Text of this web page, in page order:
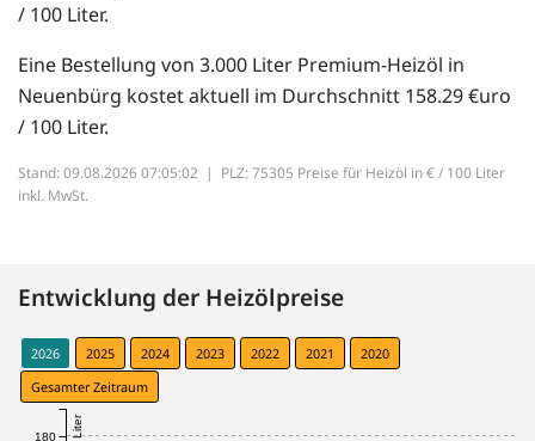
/ 100 Liter.
Eine Bestellung von 3.000 Liter Premium-Heizöl in
Neuenbürg kostet aktuell im Durchschnitt 158.29 €uro
/ 100 Liter.
Stand: 09.08.2026 07:05:02 | PLZ: 75305 Preise für Heizöl in € / 100 Liter
inkl. MwSt.
Entwicklung der Heizölpreise
2026 2025 2024 2023 2022 2021
2020
Gesamter Zeitraum
180